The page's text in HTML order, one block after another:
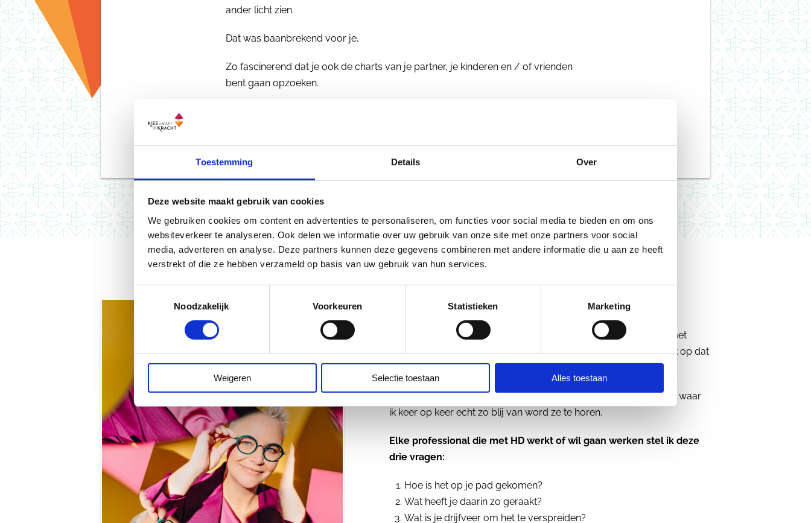
Toestemming Details Over
Deze website maakt gebruik van cookies
We gebruiken cookies om content en advertenties te personaliseren, om functies voor social media te bieden en om ons
websiteverkeer te analyseren. Ook delen we informatie over uw gebruik van onze site met onze partners voor social
media, adverteren en analyse. Deze partners kunnen deze gegevens combineren met andere informatie die u aan ze heeft
verstrekt of die ze hebben verzameld op basis van uw gebruik van hun services.
Noodzakelijk
Voorkeuren Statistieken Marketing
Weigeren Selectie toestaan Alles toestaan
ander licht zien.
Dat was baanbrekend voor je.
Zo fascinerend dat je ook de charts van je partner, je kinderen en / of vrienden
bent gaan opzoeken.
Het kan zijn, dat jij juist hier nu staat en dit leest.
Haal dan vertrouwen uit het weten dat elke professional die nu met
enthousiasme Human Design inzet in haar werk met anderen ook op dat
punt heeft gestaan, ook zo’n soort route heeft afgelegd.
Het zijn die honderden individuele verhalen van elke professional waar
ik keer op keer echt zo blij van word ze te horen.
Elke professional die met HD werkt of wil gaan werken stel ik deze
drie vragen:
Hoe is het op je pad gekomen?
Wat heeft je daarin zo geraakt?
Wat is je drijfveer om het te verspreiden?